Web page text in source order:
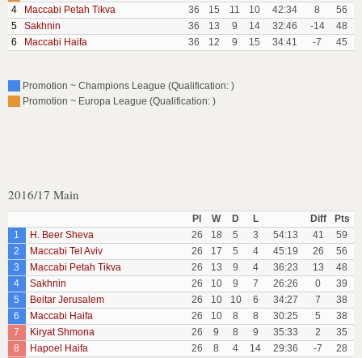
4
Maccabi Petah Tikva 36 15 11 10 42:34 8
56
5
Sakhnin 36 13 9 14 32:46 -14
48
6
Maccabi Haifa 36 12 9 15 34:41 -7 45
Promotion ~ Champions League (Qualification: )
Promotion ~ Europa League (Qualification: )
2016/17 Main
Pl W D L Diff
Pts
1
H. Beer Sheva 26 18 5 3 54:13 41
59
2
Maccabi Tel Aviv 26 17 5 4 45:19 26
56
3
Maccabi Petah Tikva 26 13 9 4 36:23 13
48
4
Sakhnin 26 10 9 7 26:26 0
39
5
Beitar Jerusalem 26 10 10 6 34:27 7
38
6
Maccabi Haifa 26 10 8 8 30:25 5
38
7
Kiryat Shmona 26 9 8 9 35:33 2
35
8
Hapoel Haifa 26 8 4 14 29:36 -7
28